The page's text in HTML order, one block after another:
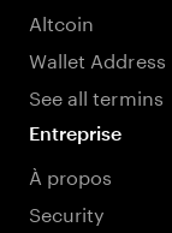
Altcoin
Wallet Address
See all termins
Entreprise
À propos
Security